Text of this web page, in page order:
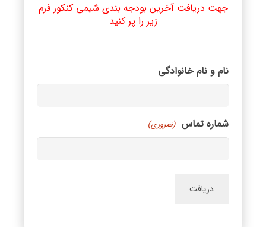
جهت دریافت آخرین بودجه بندی شیمی کنکور فرم
زیر را پر کنید
نام و نام خانوادگی
شماره تماس (ضروری)